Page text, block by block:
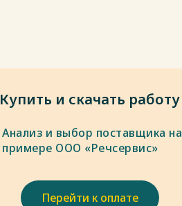
Купить и скачать работу
Анализ и выбор поставщика на
примере ООО «Речсервис»
Перейти к оплате